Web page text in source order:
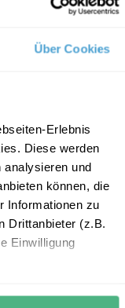
Über Cookies
Erlebnis
Diese werden
und
können, die
Informationen zu
Drittanbieter (z.B.
Einwilligung